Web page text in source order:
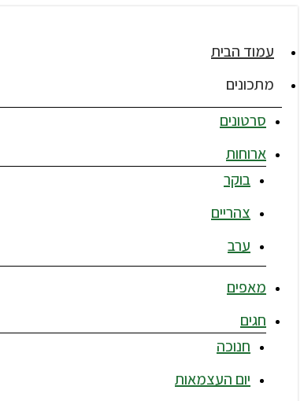
עמוד הבית
מתכונים
סרטונים
ארוחות
בוקר
צהריים
ערב
מאפים
חגים
חנוכה
יום העצמאות